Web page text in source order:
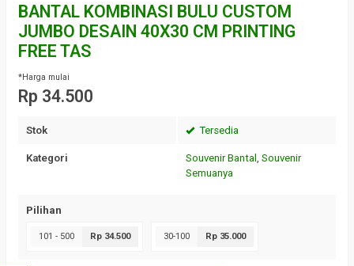
BANTAL KOMBINASI BULU CUSTOM
JUMBO DESAIN 40X30 CM PRINTING
FREE TAS
*Harga mulai
Rp 34.500
Stok Tersedia
Kategori Souvenir Bantal , Souvenir
Semuanya
Pilihan
101 - 500 Rp 34.500 30-100 Rp 35.000